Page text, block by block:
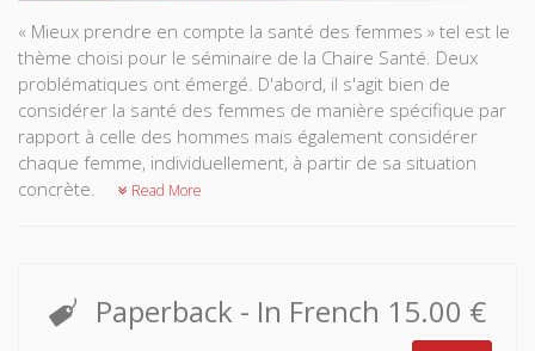
« Mieux prendre en compte la santé des femmes » tel est le
thème choisi pour le séminaire de la Chaire Santé. Deux
problématiques ont émergé. D'abord, il s'agit bien de
considérer la santé des femmes de manière spécifique par
rapport à celle des hommes mais également considérer
chaque femme, individuellement, à partir de sa situation
concrète.
Read More
Paperback - In French 15.00 €